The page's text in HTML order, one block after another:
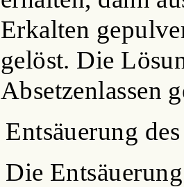
Erkalten
gelöst. Die
Absetzenlassen
Entsäuerung
Die